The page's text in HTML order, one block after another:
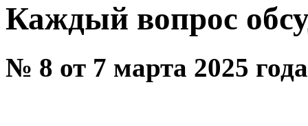
Каждый вопрос
№ 8 от 7 марта 2025